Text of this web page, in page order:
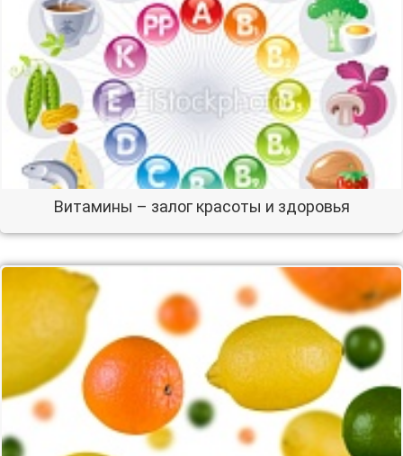
Витамины – залог красоты и здоровья